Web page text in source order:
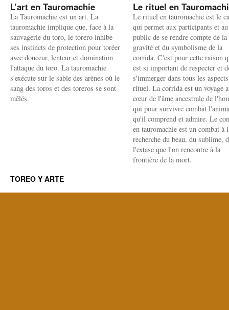
L’art en Tauromachie
La Tauromachie est un art. La
tauromachie implique que, face à la
sauvagerie du toro, le torero inhibe
ses instincts de protection pour toréer
avec douceur, lenteur et domination
l'attaque du toro. La tauromachie
s'exécute sur le sable des arènes où le
sang des toros et des toreros se sont
mêlés.
Le rituel en
Le rituel en tauromachie est le
qui permet aux participants et au
public de se rendre compte de la
gravité et du symbolisme de la
corrida. C'est pour cette raison
est si important de respecter et
s'immerger dans tous les
rituel. La corrida est un voyage
cœur de l'âme ancestrale de
qui pour survivre combat
qu'il comprend et admire. Le
en tauromachie est un combat à
recherche du beau, du sublime,
l'extase que l'on rencontre à la
frontière de la mort.
TOREO Y ARTE